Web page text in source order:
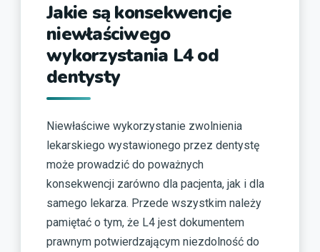
Jakie są konsekwencje
niewłaściwego
wykorzystania L4 od
dentysty
Niewłaściwe wykorzystanie zwolnienia
lekarskiego wystawionego przez dentystę
może prowadzić do poważnych
konsekwencji zarówno dla pacjenta, jak i dla
samego lekarza. Przede wszystkim należy
pamiętać o tym, że L4 jest dokumentem
prawnym potwierdzającym niezdolność do